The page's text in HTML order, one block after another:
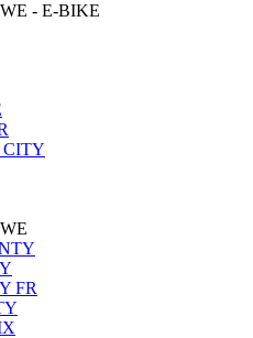
- E-BIKE
CITY
FR